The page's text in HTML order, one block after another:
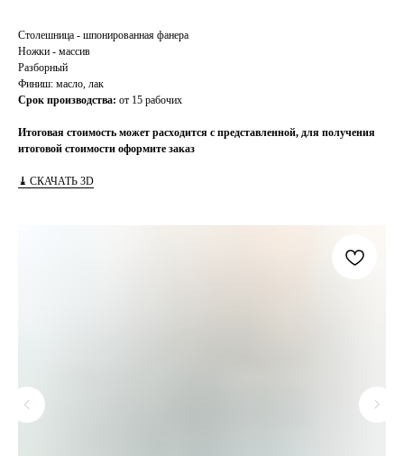
Столешница - шпонированная фанера
Ножки - массив
Разборный
Финиш: масло, лак
Срок производства: от 15 рабочих
Итоговая стоимость может расходится с представленной, для получения
итоговой стоимости оформите заказ
⤓ СКАЧАТЬ 3D